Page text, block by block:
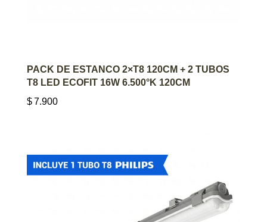
AGREGAR AL CARRITO
PACK DE ESTANCO 2×T8 120CM + 2 TUBOS
T8 LED ECOFIT 16W 6.500°K 120CM
$7.900